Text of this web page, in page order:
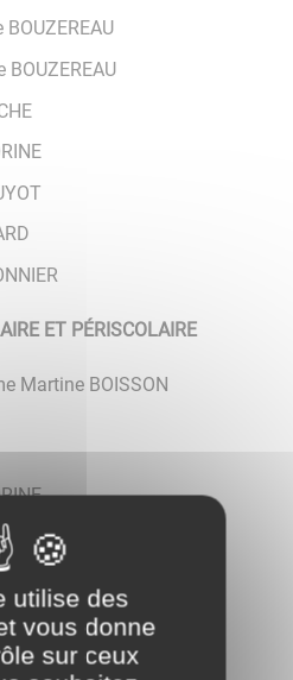
ET PÉRISCOLAIRE
Martine BOISSON
DU VILLAGE ET
utilise des
vous donne
sur ceux